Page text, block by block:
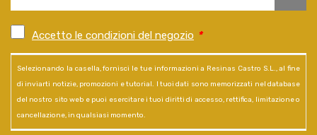
Accetto le condizioni del negozio *
Selezionando la casella, fornisci le tue informazioni a Resinas Castro S.L., al fine
di inviarti notizie, promozioni e tutorial. I tuoi dati sono memorizzati nel database
del nostro sito web e puoi esercitare i tuoi diritti di accesso, rettifica, limitazione o
cancellazione, in qualsiasi momento.